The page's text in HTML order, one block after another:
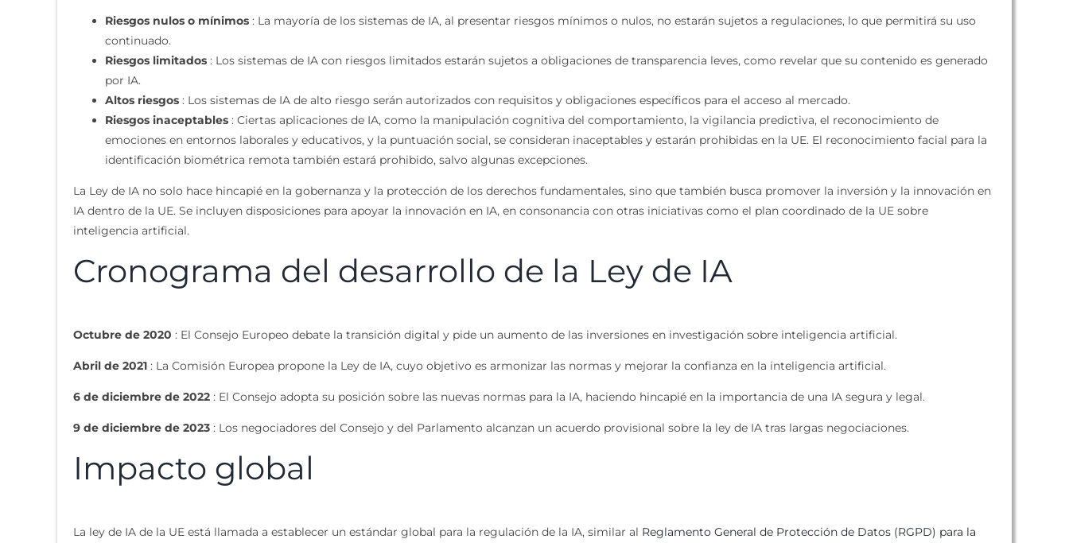
Riesgos nulos o mínimos: La mayoría de los sistemas de IA, al presentar riesgos mínimos o nulos, no estarán sujetos a regulaciones, lo que permitirá su uso
continuado.
Riesgos limitados: Los sistemas de IA con riesgos limitados estarán sujetos a obligaciones de transparencia leves, como revelar que su contenido es generado
por IA.
Altos riesgos: Los sistemas de IA de alto riesgo serán autorizados con requisitos y obligaciones específicos para el acceso al mercado.
Riesgos inaceptables: Ciertas aplicaciones de IA, como la manipulación cognitiva del comportamiento, la vigilancia predictiva, el reconocimiento de
emociones en entornos laborales y educativos, y la puntuación social, se consideran inaceptables y estarán prohibidas en la UE. El reconocimiento facial para la
identificación biométrica remota también estará prohibido, salvo algunas excepciones.
La Ley de IA no solo hace hincapié en la gobernanza y la protección de los derechos fundamentales, sino que también busca promover la inversión y la innovación en
IA dentro de la UE. Se incluyen disposiciones para apoyar la innovación en IA, en consonancia con otras iniciativas como el plan coordinado de la UE sobre
inteligencia artificial.
Cronograma del desarrollo de la Ley de IA
Octubre de 2020 : El Consejo Europeo debate la transición digital y pide un aumento de las inversiones en investigación sobre inteligencia artificial.
Abril de 2021: La Comisión Europea propone la Ley de IA, cuyo objetivo es armonizar las normas y mejorar la confianza en la inteligencia artificial.
6 de diciembre de 2022: El Consejo adopta su posición sobre las nuevas normas para la IA, haciendo hincapié en la importancia de una IA segura y legal.
9 de diciembre de 2023: Los negociadores del Consejo y del Parlamento alcanzan un acuerdo provisional sobre la ley de IA tras largas negociaciones.
Impacto global
La ley de IA de la UE está llamada a establecer un estándar global para la regulación de la IA, similar al Reglamento General de Protección de Datos (RGPD) para la